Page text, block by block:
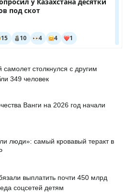
самолет столкнулся с другим
349 человек
Ванги на 2026 год начали
люди»: самый кровавый теракт в
выплатить почти 450 млрд
соцсетей детям